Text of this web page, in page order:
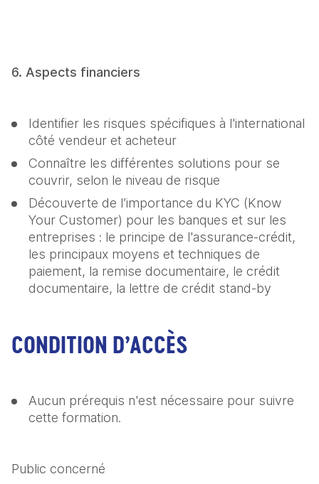
6. Aspects financiers
Identifier les risques spécifiques à l'international
côté vendeur et acheteur
Connaître les différentes solutions pour se
couvrir, selon le niveau de risque
Découverte de l’importance du KYC (Know
Your Customer) pour les banques et sur les
entreprises : le principe de l'assurance-crédit,
les principaux moyens et techniques de
paiement, la remise documentaire, le crédit
documentaire, la lettre de crédit stand-by
CONDITION D’ACCÈS
Aucun prérequis n'est nécessaire pour suivre
cette formation.
Public concerné